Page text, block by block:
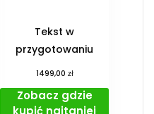
Tekst w
przygotowaniu
1499,00 zł
Zobacz gdzie
kupić najtaniej